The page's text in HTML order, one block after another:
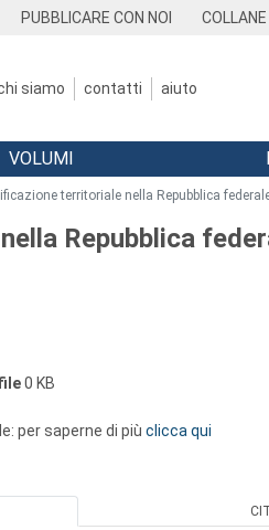
PUBBLICARE CON NOI COLLANE
siamo contatti aiuto
VOLUMI
territoriale nella Repubblica
Repubblica
0 KB
per saperne di più clicca qui